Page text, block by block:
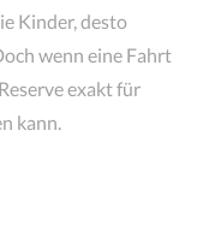
Kinder, desto
wenn eine Fahrt
exakt für
kann.